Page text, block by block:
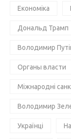
Економіка
Дональд Трамп
Володимир
Органы власти
Міжнародні
Володимир
Українці